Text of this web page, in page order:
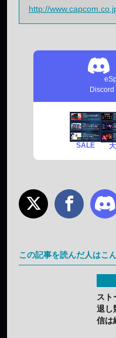
http://
Discord
SALE
この記事を読んだ人はこ
スト
退し
信は